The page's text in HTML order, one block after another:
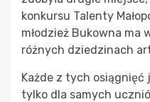
konkursu Talenty
młodzież Bukowna ma
różnych dziedzinach
Każde z tych
tylko dla samych